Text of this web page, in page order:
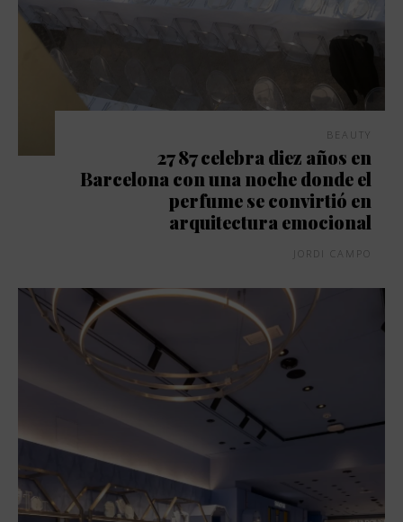
BEAUTY
27 87 celebra diez años en
Barcelona con una noche donde el
perfume se convirtió en
arquitectura emocional
JORDI CAMPO